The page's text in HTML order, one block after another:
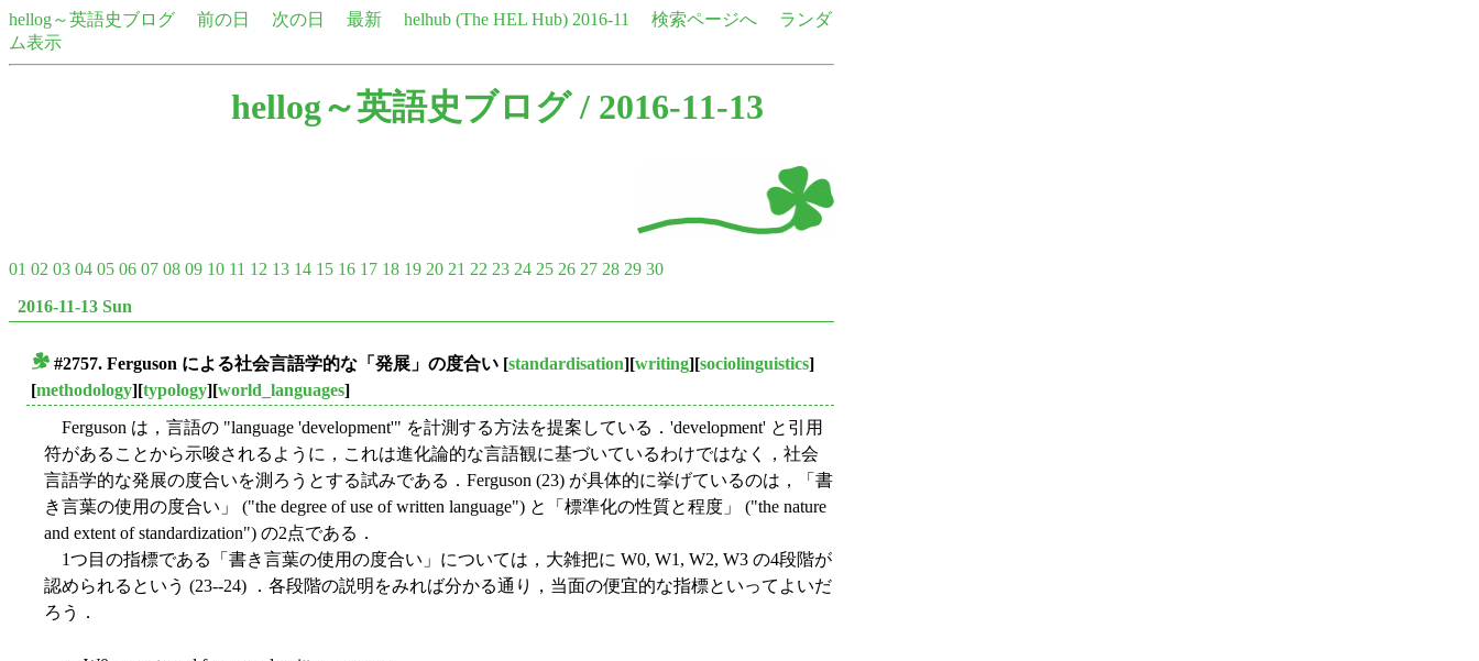
hellog～英語史ブログ 前の日 次の日 最新 helhub (The HEL Hub) 2016-11 検索ページへ
ランダ
ム表示
hellog～英語史ブログ/ 2016-11-13
01 02 03 04 05 06 07 08 09 10 11 12 13 14 15 16 17 18 19 20 21 22 23 24 25 26 27 28 29 30
2016-11-13 Sun
#2757. Ferguson による社会言語学的な「発展」の度合い [standardisation][writing][sociolinguistics]
[methodology][typology][world_languages]
Ferguson は，言語の "language 'development'" を計測する方法を提案している．'development' と引用
符があることから示唆されるように，これは進化論的な言語観に基づいているわけではなく，社会
言語学的な発展の度合いを測ろうとする試みである．Ferguson (23) が具体的に挙げているのは，「書
き言葉の使用の度合い」 ("the degree of use of written language") と「標準化の性質と程度」 ("the nature
and extent of standardization") の2点である．
1つ目の指標である「書き言葉の使用の度合い」については，大雑把に W0, W1, W2, W3 の4段階が
認められるという (23--24) ．各段階の説明をみれば分かる通り，当面の便宜的な指標といってよいだ
ろう．